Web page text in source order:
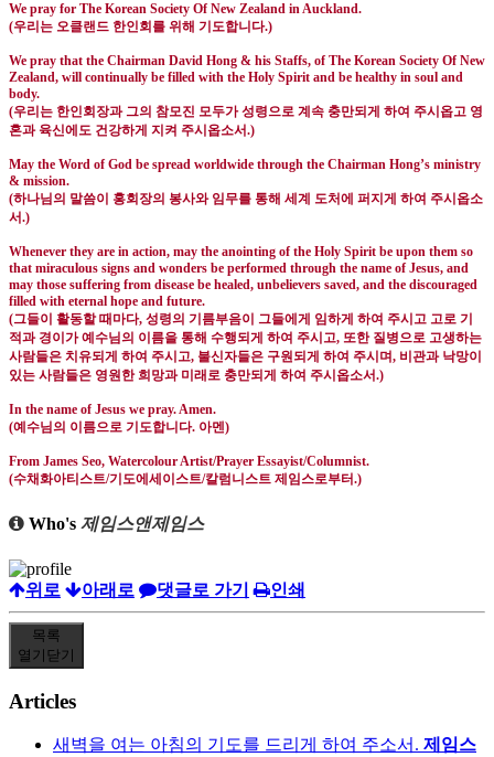
We pray for The Korean Society Of New Zealand in Auckland.
(우리는 오클랜드 한인회를 위해 기도합니다.)
We pray that the Chairman David Hong & his Staffs, of The Korean Society Of New
Zealand, will continually be filled with the Holy Spirit and be healthy in soul and
body.
(우리는 한인회장과 그의 참모진 모두가 성령으로 계속 충만되게 하여 주시옵고 영
혼과 육신에도 건강하게 지켜 주시옵소서.)
May the Word of God be spread worldwide through the Chairman Hong’s ministry
& mission.
(하나님의 말씀이 홍회장의 봉사와 임무를 통해 세계 도처에 퍼지게 하여 주시옵소
서.)
Whenever they are in action, may the anointing of the Holy Spirit be upon them so
that miraculous signs and wonders be performed through the name of Jesus, and
may those suffering from disease be healed, unbelievers saved, and the discouraged
filled with eternal hope and future.
(그들이 활동할 때마다, 성령의 기름부음이 그들에게 임하게 하여 주시고 고로 기
적과 경이가 예수님의 이름을 통해 수행되게 하여 주시고, 또한 질병으로 고생하는
사람들은 치유되게 하여 주시고, 불신자들은 구원되게 하여 주시며, 비관과 낙망이
있는 사람들은 영원한 희망과 미래로 충만되게 하여 주시옵소서.)
In the name of Jesus we pray. Amen.
(예수님의 이름으로 기도합니다. 아멘)
From James Seo, Watercolour Artist/Prayer Essayist/Columnist.
(수채화아티스트/기도에세이스트/칼럼니스트 제임스로부터.)
Who's 제임스앤제임스
위로 아래로 댓글로 가기 인쇄
목록
열기 닫기
Articles
새벽을 여는 아침의 기도를 드리게 하여 주소서. 제임스